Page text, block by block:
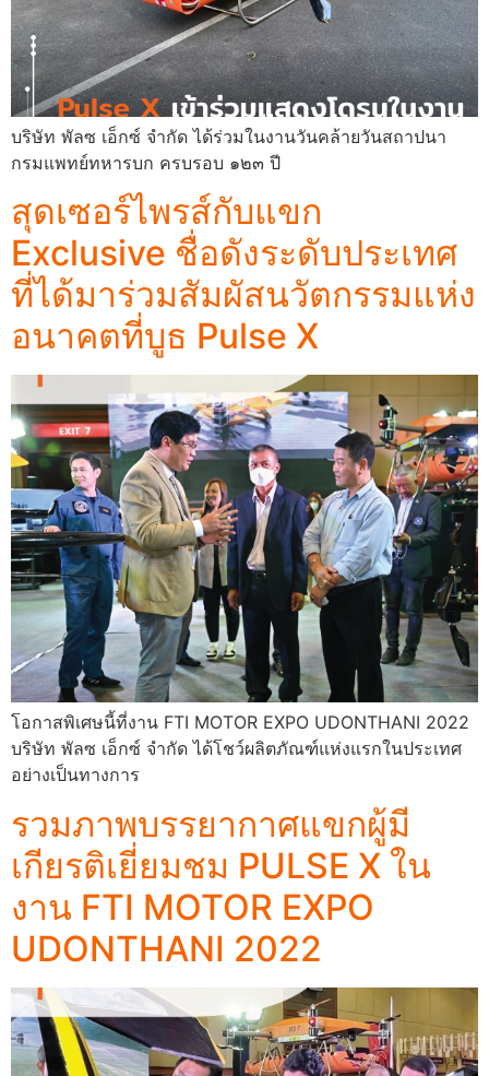
บริษัท พัลซ เอ็กซ์ จำกัด ได้ร่วมในงานวันคล้ายวันสถาปนา
กรมแพทย์ทหารบก ครบรอบ ๑๒๓ ปี
สุดเซอร์ไพรส์กับแขก
Exclusive ชื่อดังระดับประเทศ
ที่ได้มาร่วมสัมผัสนวัตกรรมแห่ง
อนาคตที่บูธ Pulse X
โอกาสพิเศษนี้ที่งาน FTI MOTOR EXPO UDONTHANI 2022
บริษัท พัลซ เอ็กซ์ จำกัด ได้โชว์ผลิตภัณฑ์แห่งแรกในประเทศ
อย่างเป็นทางการ
รวมภาพบรรยากาศแขกผู้มี
เกียรติเยี่ยมชม PULSE X ใน
งาน FTI MOTOR EXPO
UDONTHANI 2022